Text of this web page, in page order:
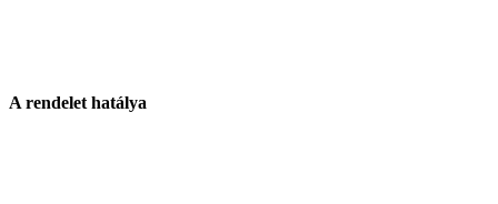
A rendelet hatálya